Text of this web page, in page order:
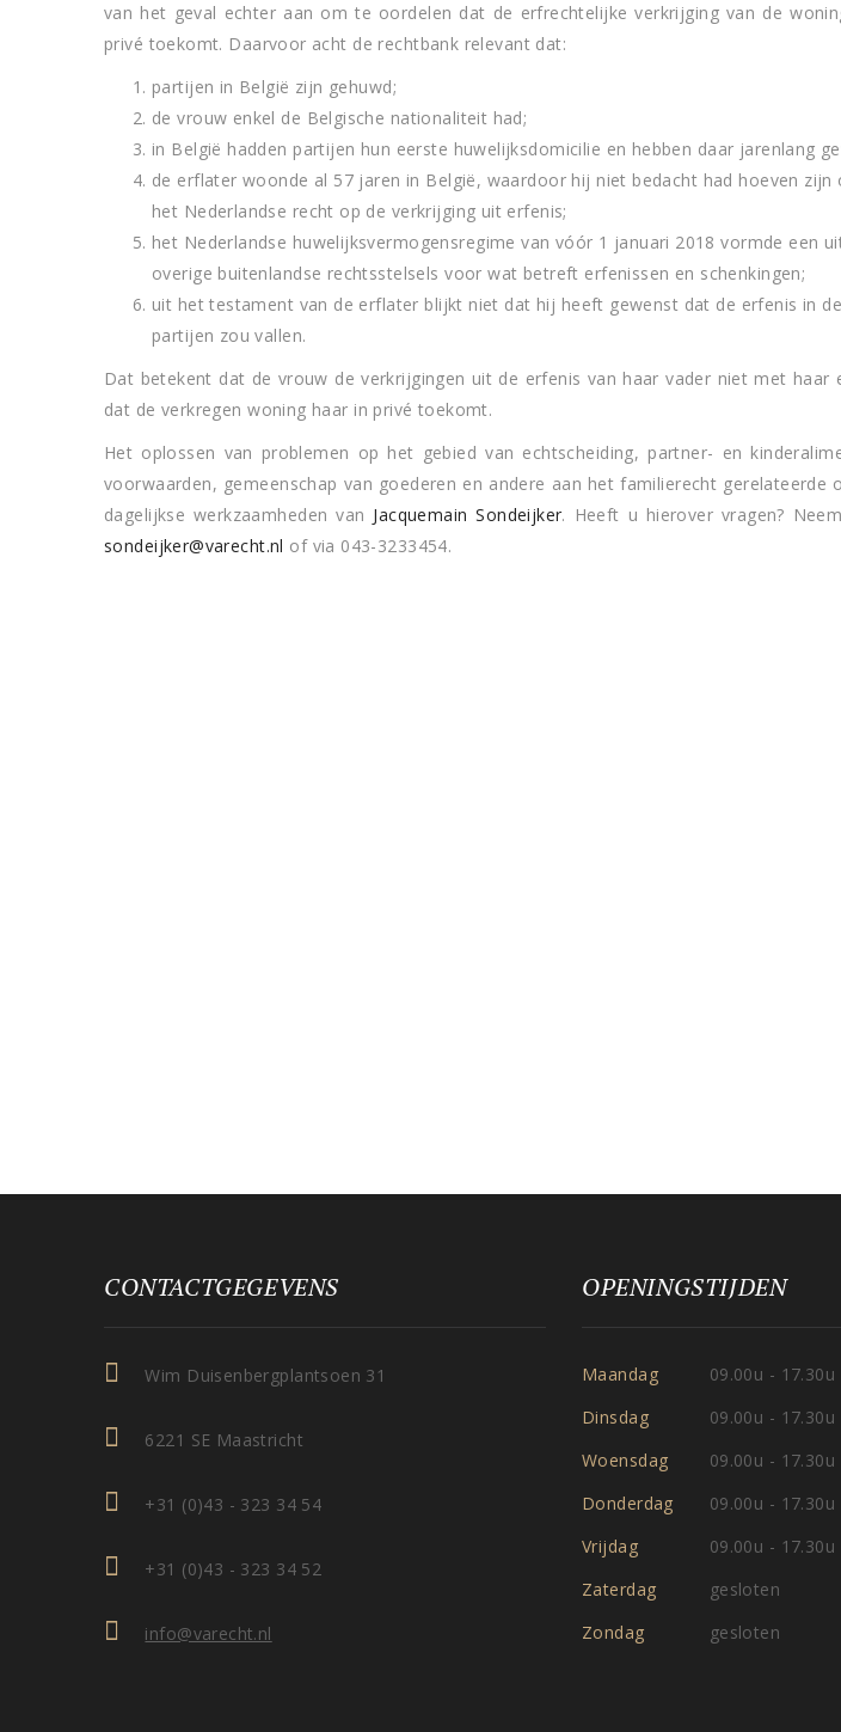
van het geval echter aan om te oordelen dat de erfrechtelijke verkrijging van de
privé toekomt. Daarvoor acht de rechtbank relevant dat:
partijen in België zijn gehuwd;
de vrouw enkel de Belgische nationaliteit had;
in België hadden partijen hun eerste huwelijksdomicilie en hebben daar jarenlang
de erflater woonde al 57 jaren in België, waardoor hij niet bedacht had hoeven zijn
het Nederlandse recht op de verkrijging uit erfenis;
het Nederlandse huwelijksvermogensregime van vóór 1 januari 2018 vormde een
overige buitenlandse rechtsstelsels voor wat betreft erfenissen en schenkingen;
uit het testament van de erflater blijkt niet dat hij heeft gewenst dat de erfenis in
partijen zou vallen.
Dat betekent dat de vrouw de verkrijgingen uit de erfenis van haar vader niet met haar
dat de verkregen woning haar in privé toekomt.
Het oplossen van problemen op het gebied van echtscheiding, partner- en
voorwaarden, gemeenschap van goederen en andere aan het familierecht gerelateerde
dagelijkse werkzaamheden van Jacquemain Sondeijker. Heeft u hierover vragen?
sondeijker@varecht.nl of via 043-3233454.
CONTACTGEGEVENS
Wim Duisenbergplantsoen 31
6221 SE Maastricht
+31 (0)43 - 323 34 54
+31 (0)43 - 323 34 52
info@varecht.nl
OPENINGSTIJDEN
Maandag
Dinsdag
Woensdag
Donderdag
Vrijdag
Zaterdag
Zondag
09.00u - 17.30u
09.00u - 17.30u
09.00u - 17.30u
09.00u - 17.30u
09.00u - 17.30u
gesloten
gesloten